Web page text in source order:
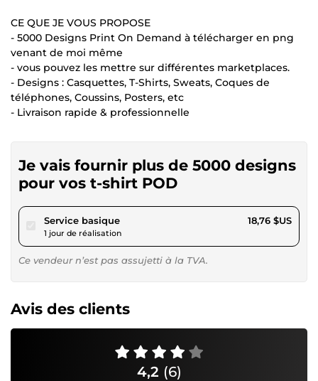
CE QUE JE VOUS PROPOSE
- 5000 Designs Print On Demand à télécharger en png
venant de moi même
- vous pouvez les mettre sur différentes marketplaces.
- Designs : Casquettes, T-Shirts, Sweats, Coques de
téléphones, Coussins, Posters, etc
- Livraison rapide & professionnelle
Je vais fournir plus de 5000 designs
pour vos t-shirt POD
Service basiquepour 17,28 $US
1 jour de réalisation
18,76 $US
Ce vendeur n’est pas assujetti à la TVA.
Avis des clients
4,2 (6)